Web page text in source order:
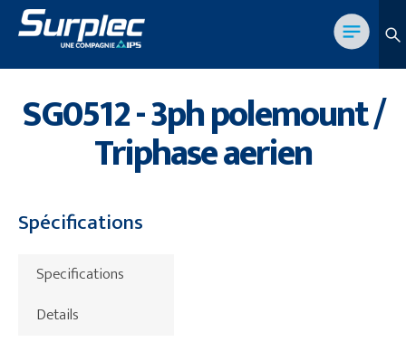
SG0512 - 3ph polemount /
Triphase aerien
Spécifications
Specifications
Details